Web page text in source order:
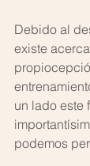
Debido al
existe
un lado este
podemos